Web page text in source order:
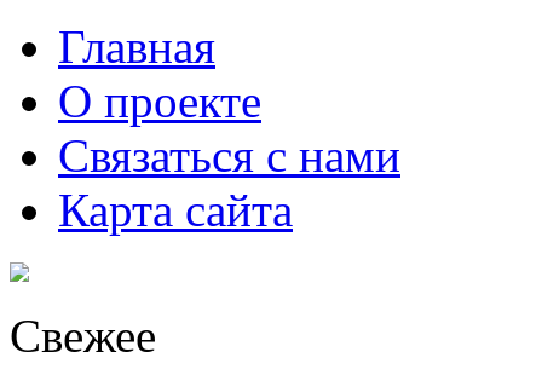
Главная
О проекте
Связаться с нами
Карта сайта
Свежее